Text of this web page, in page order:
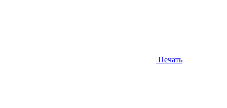
Печать